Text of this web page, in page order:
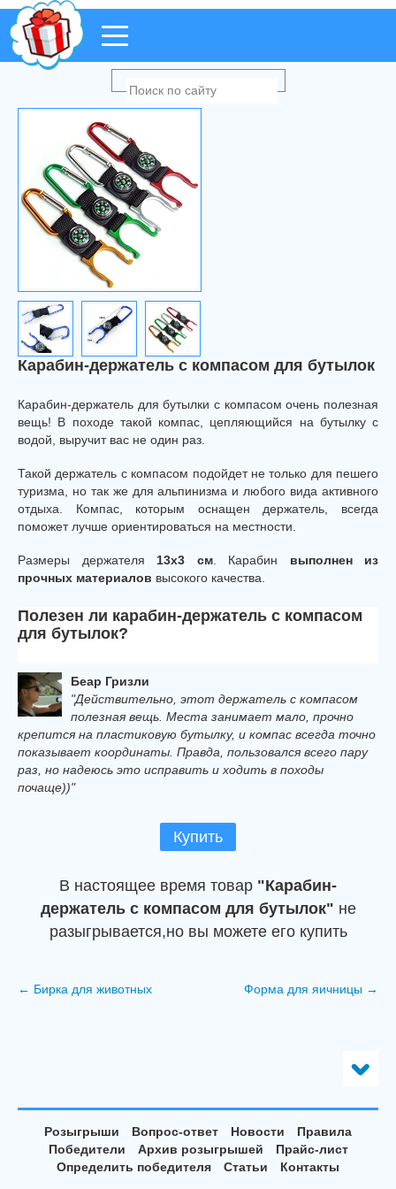
Карабин-держатель с компасом для бутылок
Карабин-держатель для бутылки с компасом очень полезная
вещь! В походе такой компас, цепляющийся на бутылку с
водой, выручит вас не один раз.
Такой держатель с компасом подойдет не только для пешего
туризма, но так же для альпинизма и любого вида активного
отдыха. Компас, которым оснащен держатель, всегда
поможет лучше ориентироваться на местности.
Размеры держателя 13x3 см. Карабин выполнен из
прочных материалов высокого качества.
Полезен ли карабин-держатель с компасом
для бутылок?
Беар Гризли
"Действительно, этот держатель с компасом
полезная вещь. Места занимает мало, прочно
крепится на пластиковую бутылку, и компас всегда точно
показывает координаты. Правда, пользовался всего пару
раз, но надеюсь это исправить и ходить в походы
почаще))"
Купить
В настоящее время товар "Карабин-
держатель с компасом для бутылок" не
разыгрывается,но вы можете его купить
← Бирка для животных Форма для яичницы →
Розыгрыши Вопрос-ответ Новости
Правила
Победители
Архив розыгрышей
Прайс-лист
Определить победителя
Статьи
Контакты